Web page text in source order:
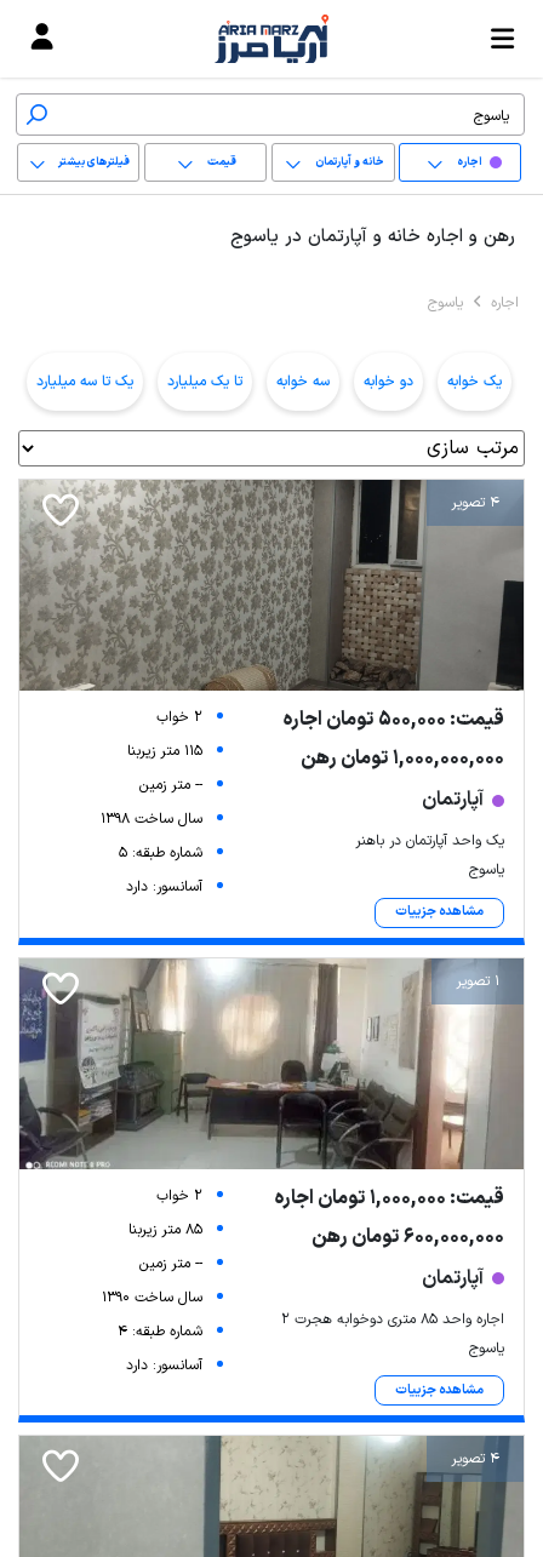
اجاره خانه و آپارتمان قیمت فیلترهای بیشتر
رهن و اجاره خانه و آپارتمان در یاسوج
اجاره یاسوج
یک خوابه دو خوابه سه خوابه تا یک میلیارد یک تا سه میلیارد
4 تصویر
قیمت: 500,000 تومان اجاره
1,000,000,000 تومان رهن
آپارتمان
یک واحد آپارتمان در باهنر
یاسوج
مشاهده جزییات
2 خواب
115 متر زیربنا
-- متر زمین
سال ساخت 1398
شماره طبقه: 5
آسانسور: دارد
1 تصویر
قیمت: 1,000,000 تومان اجاره
600,000,000 تومان رهن
آپارتمان
اجاره واحد ۸۵ متری دوخوابه هجرت ۲
یاسوج
مشاهده جزییات
2 خواب
85 متر زیربنا
-- متر زمین
سال ساخت 1390
شماره طبقه: 4
آسانسور: دارد
4 تصویر